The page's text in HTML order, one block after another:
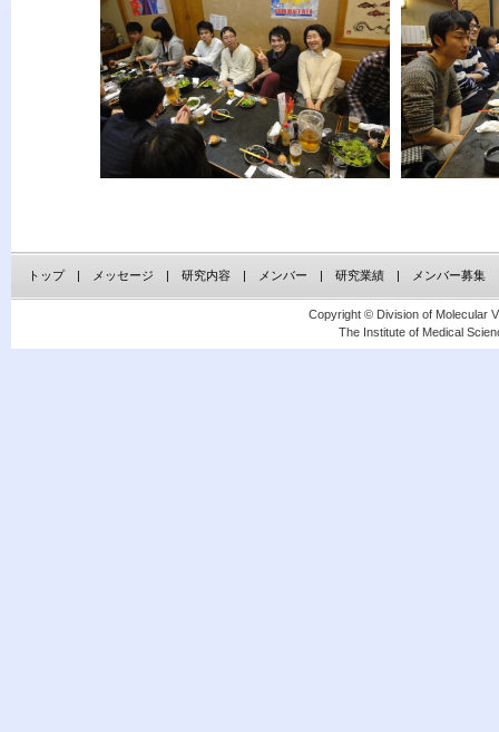
トップ| メッセージ | 研究内容 | メンバー | 研究業績 | メンバー募集
Copyright © Division of Molecular
The Institute of Medical